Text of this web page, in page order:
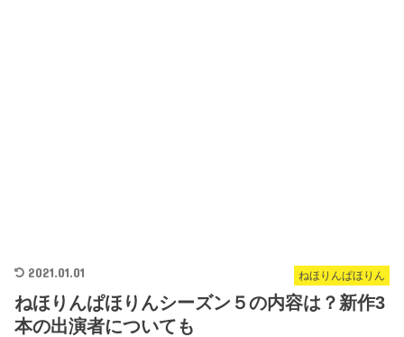
ねほりんぱほりん
2021.01.01
ねほりんぱほりんシーズン５の内容は？新作3
本の出演者についても